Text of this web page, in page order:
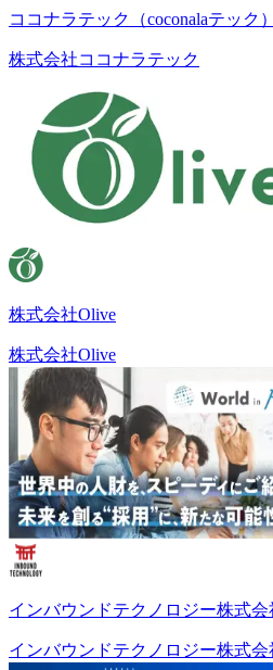
ココナラテック（coconalaテック）
株式会社ココナラテック
株式会社Olive
株式会社Olive
インバウンドテクノロジー株式会
インバウンドテクノロジー株式会